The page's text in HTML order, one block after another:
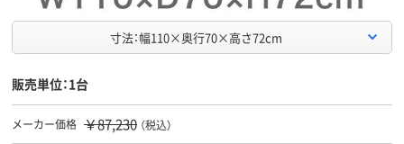
寸法：幅110×奥行70×高さ72cm
販売単位：1台
メーカー価格 ￥87,230 （税込）